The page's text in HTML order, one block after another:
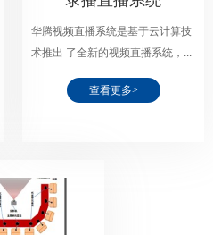
华腾视频直播系统是基于云计算技
术推出 了全新的视频直播系统，...
查看更多>